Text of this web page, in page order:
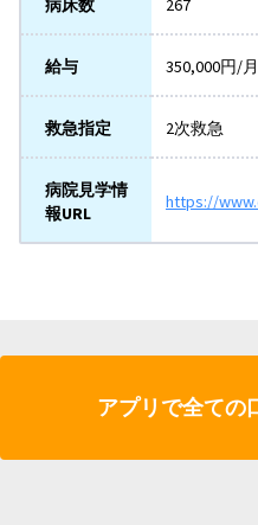
病床数 267
給与 350,000円/月
救急指定 2次救急
病院見学情
報URL
https://
アプリで全ての